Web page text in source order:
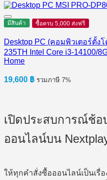
มีสินค้า ซื้อครบ 5,000 ส่งฟรี
Desktop PC (คอมพิวเตอร์ตั้ง
235TH Intel Core i3-14100/
Home
19,600 ฿ รวมภาษี 7%
เปิดประสบการณ์ช้
ออนไลน์บน
ให้ทุกคำสั่งซื้อออนไลน์เป็นเรื่